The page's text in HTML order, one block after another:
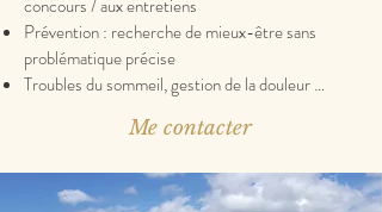
concours / aux entretiens
Prévention : recherche de mieux-être sans
problématique précise
Troubles du sommeil, gestion de la douleur …
Me contacter